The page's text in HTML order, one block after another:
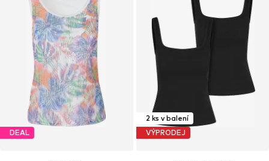
DEAL
2 ks v balení
VÝPRODEJ